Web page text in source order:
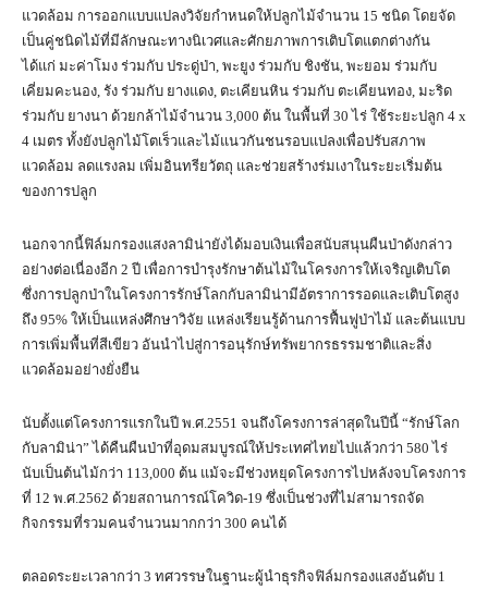
แวดล้อม การออกแบบแปลงวิจัยกำหนดให้ปลูกไม้จำนวน 15 ชนิด โดยจัด
เป็นคู่ชนิดไม้ที่มีลักษณะทางนิเวศและศักยภาพการเติบโตแตกต่างกัน
ได้แก่ มะค่าโมง ร่วมกับ ประดู่ป่า, พะยูง ร่วมกับ ชิงชัน, พะยอม ร่วมกับ
เคี่ยมคะนอง, รัง ร่วมกับ ยางแดง, ตะเคียนหิน ร่วมกับ ตะเคียนทอง, มะริด
ร่วมกับ ยางนา ด้วยกล้าไม้จำนวน 3,000 ต้น ในพื้นที่ 30 ไร่ ใช้ระยะปลูก 4 x
4 เมตร ทั้งยังปลูกไม้โตเร็วและไม้แนวกันชนรอบแปลงเพื่อปรับสภาพ
แวดล้อม ลดแรงลม เพิ่มอินทรียวัตถุ และช่วยสร้างร่มเงาในระยะเริ่มต้น
ของการปลูก
นอกจากนี้ฟิล์มกรองแสงลามิน่ายังได้มอบเงินเพื่อสนับสนุนผืนป่าดังกล่าว
อย่างต่อเนื่องอีก 2 ปี เพื่อการบำรุงรักษาต้นไม้ในโครงการให้เจริญเติบโต
ซึ่งการปลูกป่าในโครงการรักษ์โลกกับลามิน่ามีอัตราการรอดและเติบโตสูง
ถึง 95% ให้เป็นแหล่งศึกษาวิจัย แหล่งเรียนรู้ด้านการฟื้นฟูป่าไม้ และต้นแบบ
การเพิ่มพื้นที่สีเขียว อันนำไปสู่การอนุรักษ์ทรัพยากรธรรมชาติและสิ่ง
แวดล้อมอย่างยั่งยืน
นับตั้งแต่โครงการแรกในปี พ.ศ.2551 จนถึงโครงการล่าสุดในปีนี้ “รักษ์โลก
กับลามิน่า” ได้คืนผืนป่าที่อุดมสมบูรณ์ให้ประเทศไทยไปแล้วกว่า 580 ไร่
นับเป็นต้นไม้กว่า 113,000 ต้น แม้จะมีช่วงหยุดโครงการไปหลังจบโครงการ
ที่ 12 พ.ศ.2562 ด้วยสถานการณ์โควิด-19 ซึ่งเป็นช่วงที่ไม่สามารถจัด
กิจกรรมที่รวมคนจำนวนมากกว่า 300 คนได้
ตลอดระยะเวลากว่า 3 ทศวรรษในฐานะผู้นำธุรกิจฟิล์มกรองแสงอันดับ 1